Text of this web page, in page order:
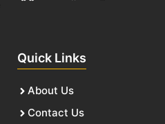
Quick Links
About Us
Contact Us